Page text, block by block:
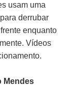
usam uma
derrubar
enquanto
Vídeos
Mendes